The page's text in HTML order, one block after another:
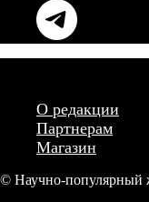
О редакции
Партнерам
Магазин
© Научно-популярный